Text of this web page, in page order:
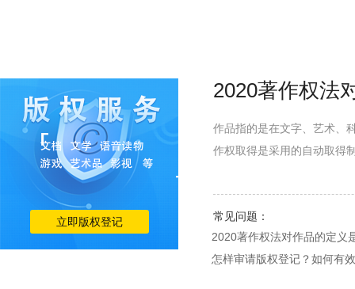
立即版权登记
2020著作权法
作品指的是在文字、艺术、
作权取得是采用的自动取得
常见问题：
2020著作权法对作品的定义
怎样审请版权登记？如何有